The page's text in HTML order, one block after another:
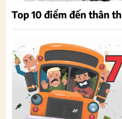
Top 10 điểm đến thân